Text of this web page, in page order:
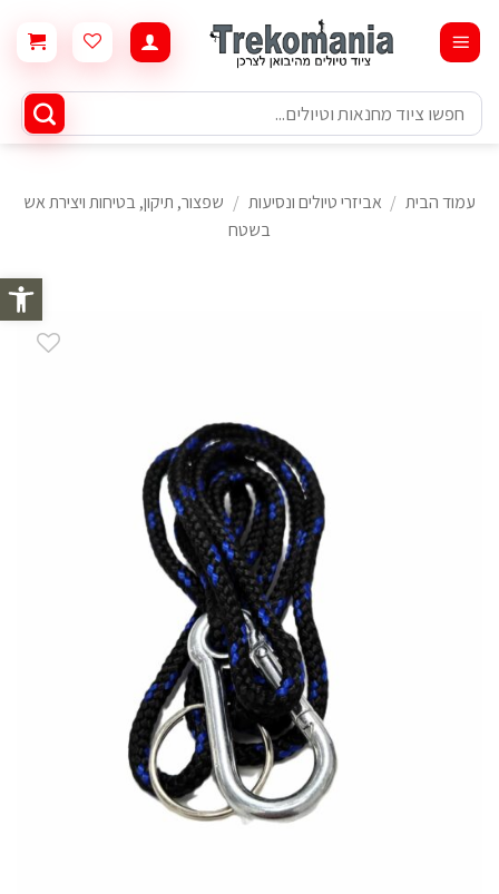
פתח
content
חיפוש
עבור:
עמוד הבית / אביזרי טיולים ונסיעות / שפצור, תיקון, בטיחות ויצירת אש
בשטח